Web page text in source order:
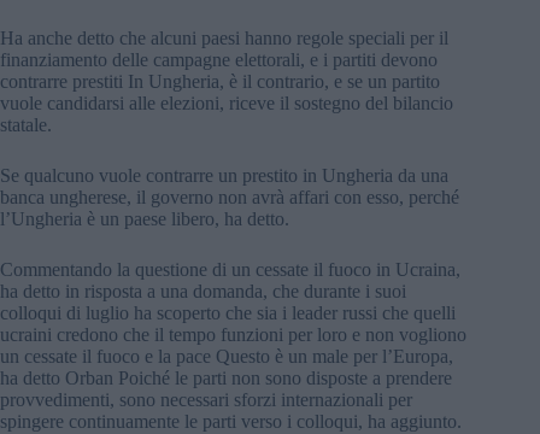
Ha anche detto che alcuni paesi hanno regole speciali per il
finanziamento delle campagne elettorali, e i partiti devono
contrarre prestiti In Ungheria, è il contrario, e se un partito
vuole candidarsi alle elezioni, riceve il sostegno del bilancio
statale.
Se qualcuno vuole contrarre un prestito in Ungheria da una
banca ungherese, il governo non avrà affari con esso, perché
l’Ungheria è un paese libero, ha detto.
Commentando la questione di un cessate il fuoco in Ucraina,
ha detto in risposta a una domanda, che durante i suoi
colloqui di luglio ha scoperto che sia i leader russi che quelli
ucraini credono che il tempo funzioni per loro e non vogliono
un cessate il fuoco e la pace Questo è un male per l’Europa,
ha detto Orban Poiché le parti non sono disposte a prendere
provvedimenti, sono necessari sforzi internazionali per
spingere continuamente le parti verso i colloqui, ha aggiunto.